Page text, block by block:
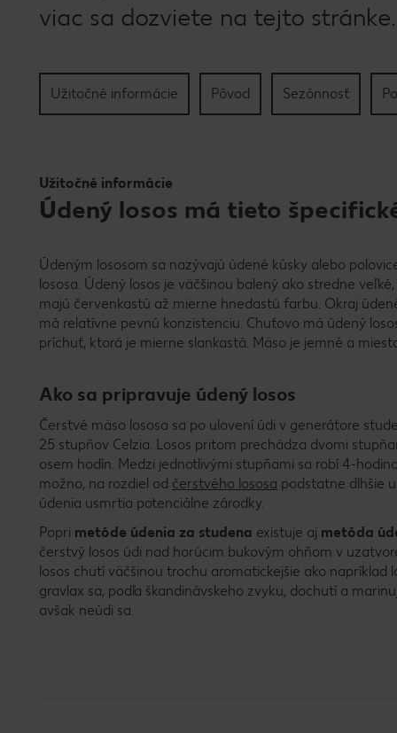
viac sa dozviete na tejto stránke.
Užitočné informácie Pôvod Sezónnosť
Užitočné informácie
Údený losos má tieto
Údeným lososom sa nazývajú údené kúsky alebo
lososa. Údený losos je väčšinou balený ako stredne
majú červenkastú až mierne hnedastú farbu. Okraj
má relatívne pevnú konzistenciu. Chuťovo má údený
príchuť, ktorá je mierne slankastá. Mäso je jemné a
Ako sa pripravuje údený losos
Čerstvé mäso lososa sa po ulovení údi v generátore
25 stupňov Celzia. Losos pritom prechádza dvomi
osem hodín. Medzi jednotlivými stupňami sa robí 4-
možno, na rozdiel od čerstvého lososa podstatne dlhšie
údenia usmrtia potenciálne zárodky.
Popri metóde údenia za studena existuje aj metóda
čerstvý losos údi nad horúcim bukovým ohňom v
losos chutí väčšinou trochu aromatickejšie ako napríklad
gravlax sa, podľa škandinávskeho zvyku, dochutí a
avšak neúdi sa.